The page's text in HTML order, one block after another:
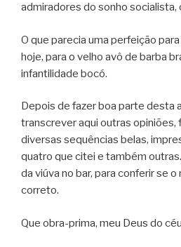
admiradores do sonho socialista,
O que parecia uma perfeição
hoje, para o velho avô de barba
infantilidade bocó.
Depois de fazer boa parte desta
transcrever aqui outras opiniões,
diversas sequências belas,
quatro que citei e também
da viúva no bar, para conferir se
correto.
Que obra-prima, meu Deus do